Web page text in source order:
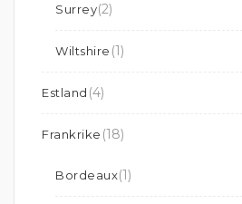
Surrey(2)
Wiltshire (1)
Estland (4)
Frankrike (18)
Bordeaux(1)